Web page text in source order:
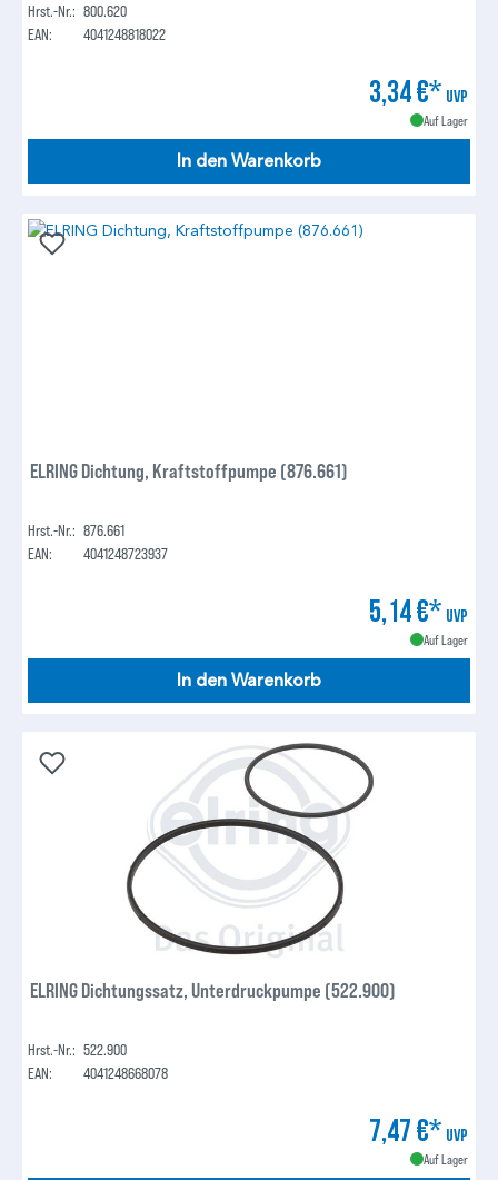
Hrst.-Nr.: 800.620
EAN:
4041248818022
3,34 €* UVP
Auf Lager
In den Warenkorb
ELRING Dichtung, Kraftstoffpumpe (876.661)
Hrst.-Nr.: 876.661
EAN:
4041248723937
5,14 €* UVP
Auf Lager
In den Warenkorb
ELRING Dichtungssatz, Unterdruckpumpe (522.900)
Hrst.-Nr.: 522.900
EAN:
4041248668078
7,47 €* UVP
Auf Lager